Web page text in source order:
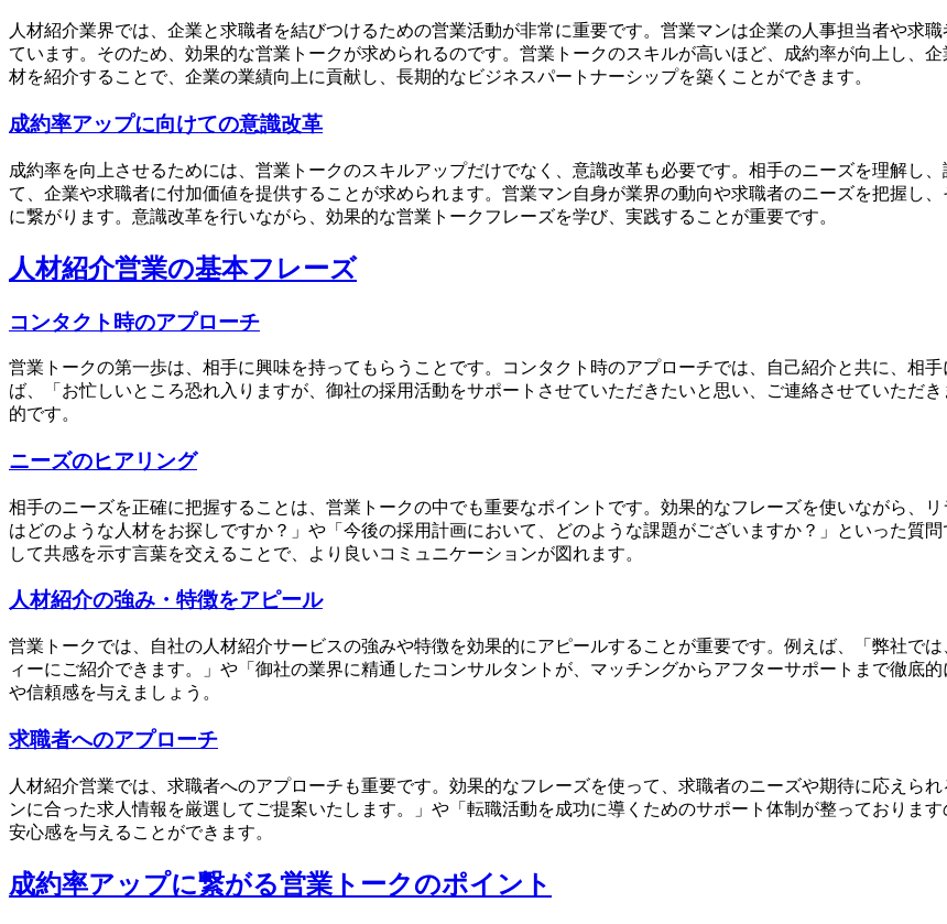
人材紹介業界では、企業と求職者を結びつけるための営業活動が非常に重要です。営業マンは企業の人事担当者や求
ています。そのため、効果的な営業トークが求められるのです。営業トークのスキルが高いほど、成約率が向上し、
材を紹介することで、企業の業績向上に貢献し、長期的なビジネスパートナーシップを築くことができます。
成約率アップに向けての意識改革
成約率を向上させるためには、営業トークのスキルアップだけでなく、意識改革も必要です。相手のニーズを理解し
て、企業や求職者に付加価値を提供することが求められます。営業マン自身が業界の動向や求職者のニーズを把握し
に繋がります。意識改革を行いながら、効果的な営業トークフレーズを学び、実践することが重要です。
人材紹介営業の基本フレーズ
コンタクト時のアプローチ
営業トークの第一歩は、相手に興味を持ってもらうことです。コンタクト時のアプローチでは、自己紹介と共に、相
ば、「お忙しいところ恐れ入りますが、御社の採用活動をサポートさせていただきたいと思い、ご連絡させていただ
的です。
ニーズのヒアリング
相手のニーズを正確に把握することは、営業トークの中でも重要なポイントです。効果的なフレーズを使いながら、
はどのような人材をお探しですか？」や「今後の採用計画において、どのような課題がございますか？」といった質
して共感を示す言葉を交えることで、より良いコミュニケーションが図れます。
人材紹介の強み・特徴をアピール
営業トークでは、自社の人材紹介サービスの強みや特徴を効果的にアピールすることが重要です。例えば、「弊社で
ィーにご紹介できます。」や「御社の業界に精通したコンサルタントが、マッチングからアフターサポートまで徹底
や信頼感を与えましょう。
求職者へのアプローチ
人材紹介営業では、求職者へのアプローチも重要です。効果的なフレーズを使って、求職者のニーズや期待に応えら
ンに合った求人情報を厳選してご提案いたします。」や「転職活動を成功に導くためのサポート体制が整っておりま
安心感を与えることができます。
成約率アップに繋がる営業トークのポイント